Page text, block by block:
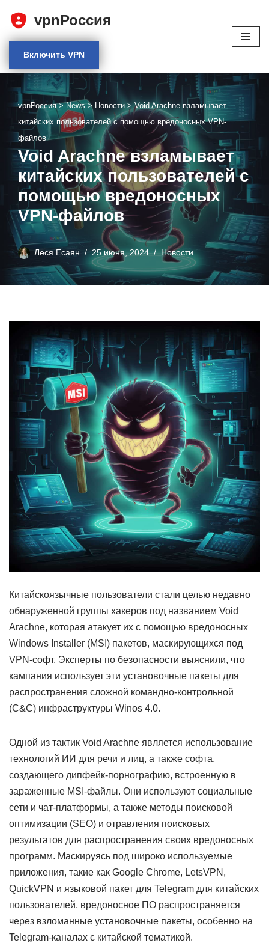
vpnРоссия
Включить VPN
vpnРоссия>News> Новости>Void Arachne взламывает
китайских пользователей с помощью вредоносных VPN-
файлов
Void Arachne взламывает
китайских пользователей с
помощью вредоносных
VPN-файлов
Леся Есаян 25 июня, 2024 Новости
Китайскоязычные пользователи стали целью недавно
обнаруженной группы хакеров под названием Void
Arachne, которая атакует их с помощью вредоносных
Windows Installer (MSI) пакетов, маскирующихся под
VPN-софт. Эксперты по безопасности выяснили, что
кампания использует эти установочные пакеты для
распространения сложной командно-контрольной
(C&C) инфраструктуры Winos 4.0.
Одной из тактик Void Arachne является использование
технологий ИИ для речи и лиц, а также софта,
создающего дипфейк-порнографию, встроенную в
зараженные MSI-файлы. Они используют социальные
сети и чат-платформы, а также методы поисковой
оптимизации (SEO) и отравления поисковых
результатов для распространения своих вредоносных
программ. Маскируясь под широко используемые
приложения, такие как Google Chrome, LetsVPN,
QuickVPN и языковой пакет для Telegram для китайских
пользователей, вредоносное ПО распространяется
через взломанные установочные пакеты, особенно на
Telegram-каналах с китайской тематикой.